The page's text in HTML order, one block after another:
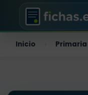
Inicio Primaria